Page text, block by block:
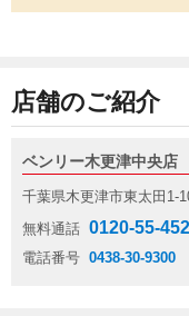
店舗のご紹介
ベンリー木更津中央店
千葉県木更津市東太田1-
無料通話 0120-55-
電話番号 0438-30-9300